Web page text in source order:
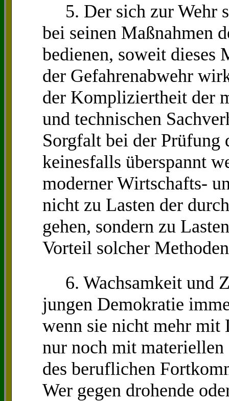
5. Der sich zur Wehr
bei seinen Maßnahmen
bedienen, soweit dieses
der Gefahrenabwehr
der Kompliziertheit der
und technischen
Sorgfalt bei der Prüfung
keinesfalls überspannt
moderner Wirtschafts-
nicht zu Lasten der
gehen, sondern zu
Vorteil solcher
6. Wachsamkeit und
jungen Demokratie
wenn sie nicht mehr mit
nur noch mit
des beruflichen
Wer gegen drohende